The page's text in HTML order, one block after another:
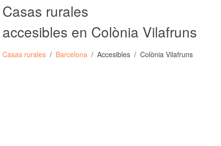
Casas rurales
accesibles en Colònia Vilafruns
Casas rurales Barcelona Accesibles Colònia Vilafruns